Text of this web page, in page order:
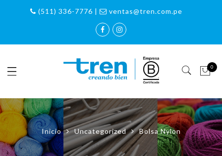
(511) 336-7776 | ventas@tren.com.pe
0
Inicio Uncategorized Bolsa Nylon